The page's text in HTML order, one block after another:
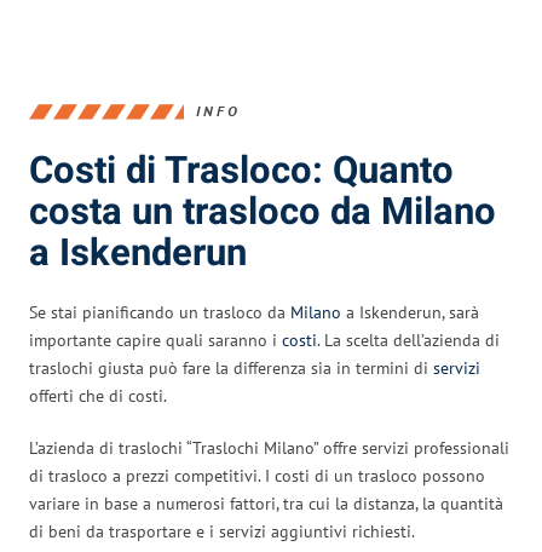
INFO
Costi di Trasloco: Quanto
costa un trasloco da Milano
a Iskenderun
Se stai pianificando un trasloco da Milano a Iskenderun, sarà
importante capire quali saranno i costi. La scelta dell’azienda di
traslochi giusta può fare la differenza sia in termini di servizi
offerti che di costi.
L’azienda di traslochi “Traslochi Milano” offre servizi professionali
di trasloco a prezzi competitivi. I costi di un trasloco possono
variare in base a numerosi fattori, tra cui la distanza, la quantità
di beni da trasportare e i servizi aggiuntivi richiesti.